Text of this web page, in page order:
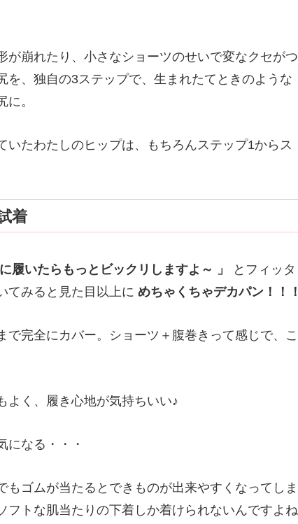
が崩れたり、小さなショーツのせいで変なクセがつ
を、独自の3ステップで、生まれたてときのような
。
いたわたしのヒップは、もちろんステップ1からス
着
履いたらもっとビックリしますよ～ 」
とフィッタ
てみると見た目以上に めちゃくちゃデカパン！！！
で完全にカバー。ショーツ＋腹巻きって感じで、こ
よく、履き心地が気持ちいい♪
になる・・・
もゴムが当たるとできものが出来やすくなってしま
フトな肌当たりの下着しか着けられないんですよね